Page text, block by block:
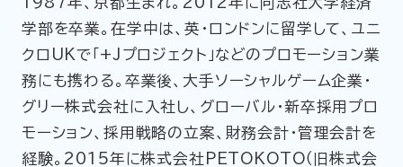
学部を卒業。在学中は、英・ロンドンに留学して、ユニ
クロUKで「+Jプロジェクト」などのプロモーション業
務にも携わる。卒業後、大手ソーシャルゲーム企業・
グリー株式会社に入社し、グローバル・新卒採用プロ
モーション、採用戦略の立案、財務会計・管理会計を
経験。2015年に株式会社PETOKOTO（旧株式会